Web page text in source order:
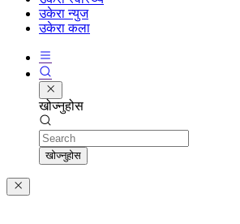
उकेरा न्युज
उकेरा कला
खोज्नुहोस
Search
खोज्नुहोस